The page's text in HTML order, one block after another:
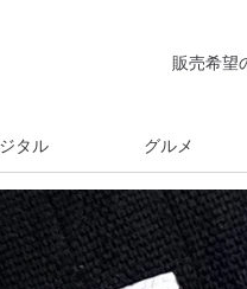
販売希望
タル グルメ